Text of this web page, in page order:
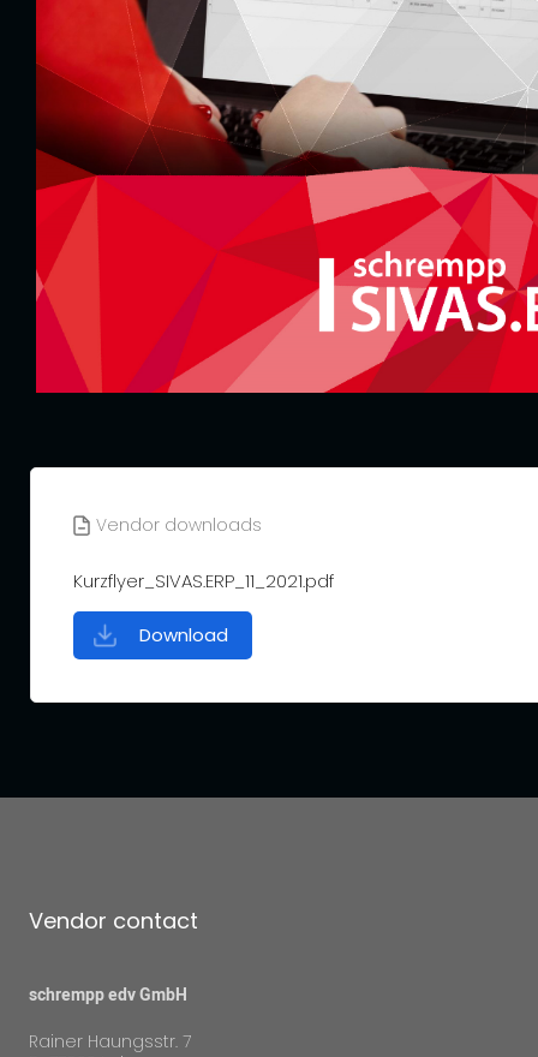
Vendor downloads
Kurzflyer_SIVAS.ERP_11_2021.pdf
Download
Vendor contact
schrempp edv GmbH
Rainer Haungsstr. 7